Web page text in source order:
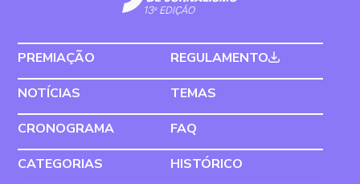
PREMIAÇÃO
REGULAMENTO
NOTÍCIAS
TEMAS
CRONOGRAMA
FAQ
CATEGORIAS
HISTÓRICO